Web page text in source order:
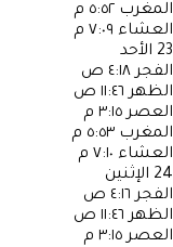
المغرب ٥:٥٢ م
العشاء ٧:٠٩ م
23 الأحد
الفجر ٤:١٨ ص
الظهر ١١:٤٦ ص
العصر ٣:١٥ م
المغرب ٥:٥٣ م
العشاء ٧:١٠ م
24 الإثنين
الفجر ٤:١٦ ص
الظهر ١١:٤٦ ص
العصر ٣:١٥ م